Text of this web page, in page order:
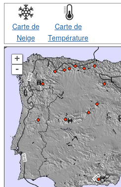
Carte de
Neige
Carte de
Température
+
-